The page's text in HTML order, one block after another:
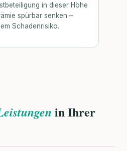
in dieser Höhe
spürbar senken –
Schadenrisiko.
in Ihrer